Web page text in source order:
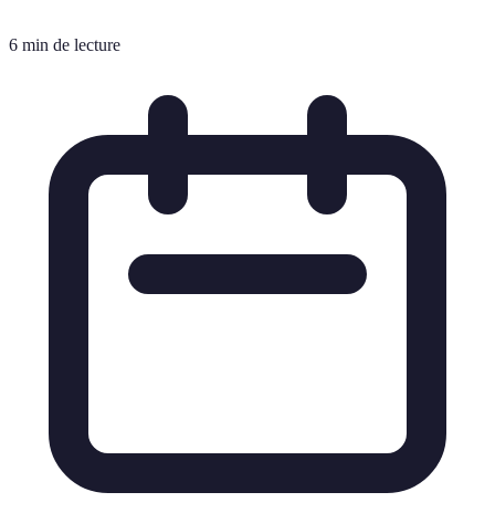
6 min de lecture